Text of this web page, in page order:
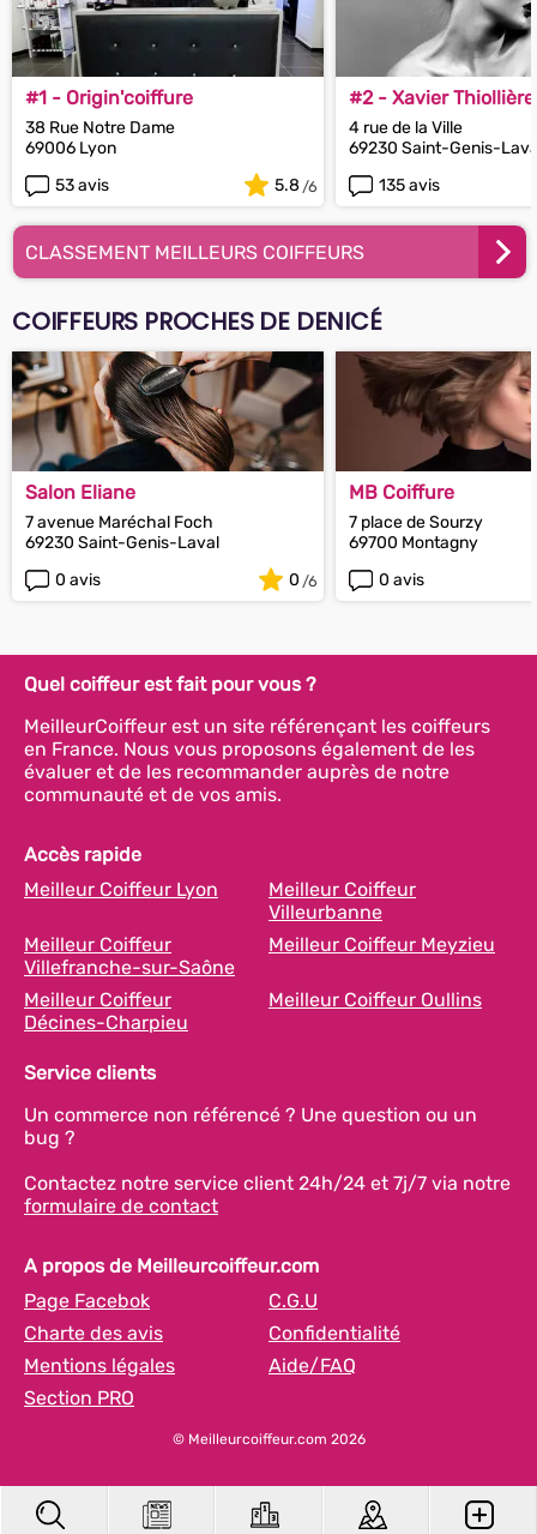
#1 - Origin'coiffure
38 Rue Notre Dame
69006 Lyon
53 avis
5.8
#2 - Xavier Thiollière
4 rue de la Ville
69230 Saint-Genis-
135 avis
CLASSEMENT MEILLEURS COIFFEURS
COIFFEURS PROCHES DE DENICÉ
Salon Eliane
7 avenue Maréchal Foch
69230 Saint-Genis-Laval
0 avis
0
MB Coiffure
7 place de Sourzy
69700 Montagny
0 avis
Quel coiffeur est fait pour vous ?
MeilleurCoiffeur est un site référençant les coiffeurs
en France. Nous vous proposons également de les
évaluer et de les recommander auprès de notre
communauté et de vos amis.
Accès rapide
Meilleur Coiffeur Lyon
Meilleur Coiffeur
Villeurbanne
Meilleur Coiffeur
Villefranche-sur-Saône
Meilleur Coiffeur Meyzieu
Meilleur Coiffeur
Décines-Charpieu
Meilleur Coiffeur Oullins
Service clients
Un commerce non référencé ? Une question ou un
bug ?
Contactez notre service client 24h/24 et 7j/7 via notre
formulaire de contact
A propos de Meilleurcoiffeur.com
Page Facebok
C.G.U
Charte des avis
Confidentialité
Mentions légales
Aide/FAQ
Section PRO
© Meilleurcoiffeur.com 2026